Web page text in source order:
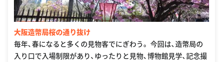
大阪造幣局桜の通り抜け
毎年、春になると多くの見物客でにぎわう。 今回は、造幣局の
入り口で入場制限があり、ゆったりと見物、博物館見学、記念撮